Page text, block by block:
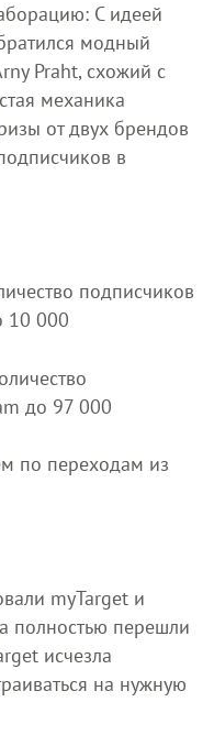
С идеей
модный
Praht, схожий с
механика
от двух брендов
в
подписчиков
10 000
до 97 000
по переходам из
myTarget и
полностью перешли
исчезла
на нужную